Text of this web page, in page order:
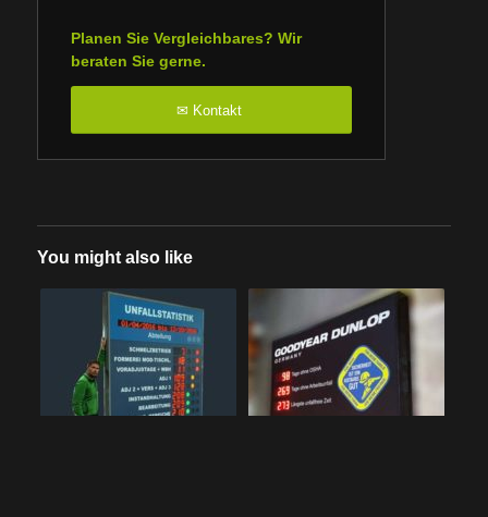
Planen Sie Vergleichbares? Wir
beraten Sie gerne.
✉ Kontakt
You might also like